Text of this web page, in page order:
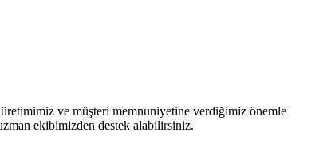
ve müşteri memnuniyetine verdiğimiz önemle
ekibimizden destek alabilirsiniz.